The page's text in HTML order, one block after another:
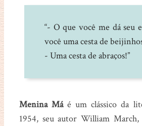
“- O que você me dá seu
você uma cesta de
- Uma cesta de abraços!”
Menina Máé um clássico da
1954, seu autor William